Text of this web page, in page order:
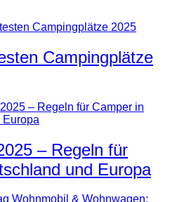
Campingplätze
– Regeln für
und Europa